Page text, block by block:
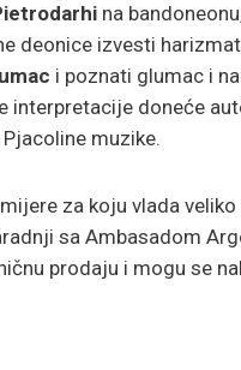
na
deonice izvesti
i poznati glumac i
interpretacije doneće
muzike.
za koju vlada
sa Ambasadom
prodaju i mogu se